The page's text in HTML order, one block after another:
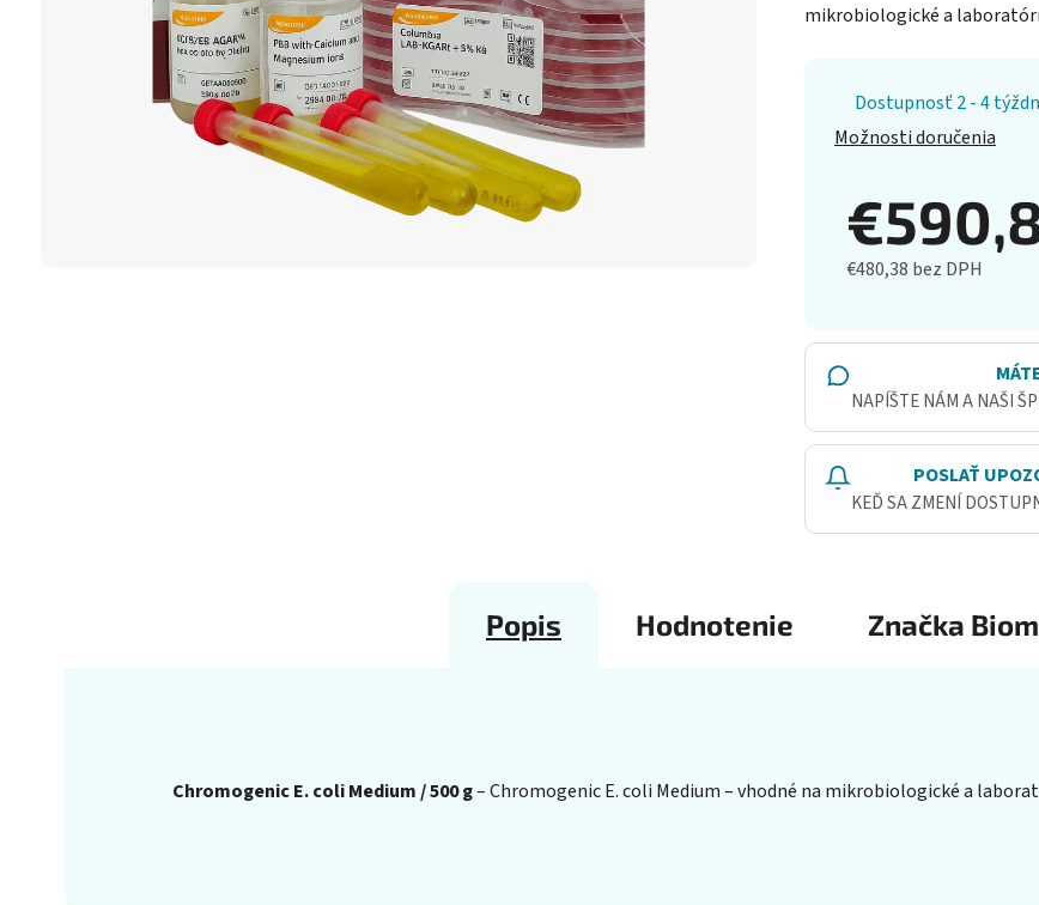
mikrobiologické a
Dostupnosť 2 - 4
Možnosti doručenia
€480,38 bez DPH
NAPÍŠTE NÁM A NAŠI
POSLAŤ
KEĎ SA ZMENÍ
Popis Hodnotenie Značka
Chromogenic E. coli Medium / 500 g– Chromogenic E. coli Medium – vhodné na mikrobiologické a